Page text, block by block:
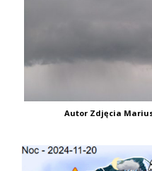
Autor Zdjęcia